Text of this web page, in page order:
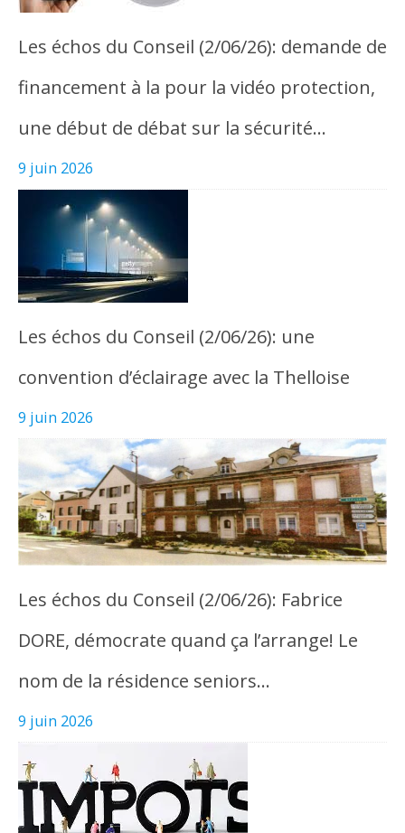
Les échos du Conseil (2/06/26): demande de
financement à la pour la vidéo protection,
une début de débat sur la sécurité…
9 juin 2026
Les échos du Conseil (2/06/26): une
convention d’éclairage avec la Thelloise
9 juin 2026
Les échos du Conseil (2/06/26): Fabrice
DORE, démocrate quand ça l’arrange! Le
nom de la résidence seniors…
9 juin 2026